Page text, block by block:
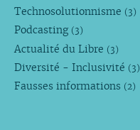
Technosolutionnisme (3)
Podcasting (3)
Actualité du Libre (3)
Diversité - Inclusivité (3)
Fausses informations (2)